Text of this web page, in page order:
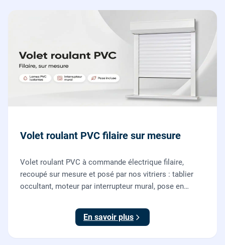
Volet roulant PVC filaire sur mesure
Volet roulant PVC à commande électrique filaire,
recoupé sur mesure et posé par nos vitriers : tablier
occultant, moteur par interrupteur mural, pose en
En savoir plus